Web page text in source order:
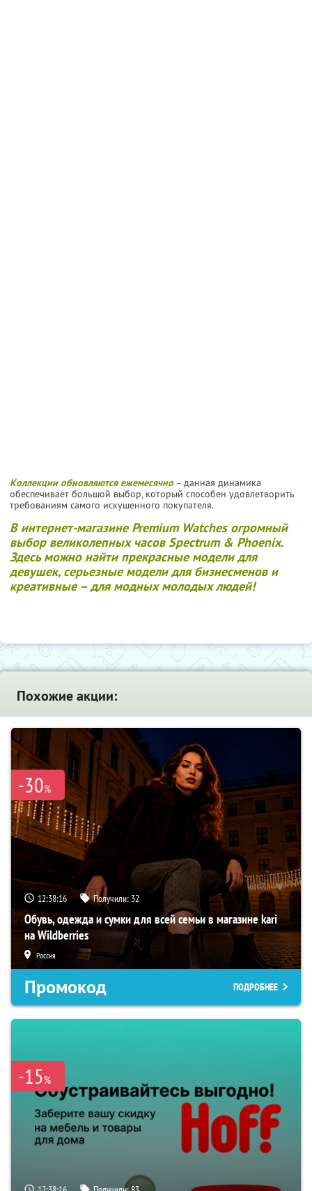
Коллекции обновляются ежемесячно – данная динамика
обеспечивает большой выбор, который способен удовлетворить
требованиям самого искушенного покупателя.
В интернет-магазине Premium Watches огромный
выбор великолепных часов Spectrum & Phoenix.
Здесь можно найти прекрасные модели для
девушек, серьезные модели для бизнесменов и
креативные – для модных молодых людей!
Похожие акции:
-30%
12:38:15 Получили: 32
Обувь, одежда и сумки для всей семьи в магазине kari
на Wildberries
Россия
Промокод ПОДРОБНЕЕ
-15%